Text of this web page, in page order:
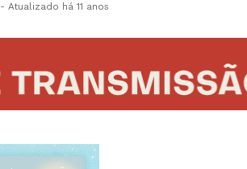
- Atualizado há 11 anos